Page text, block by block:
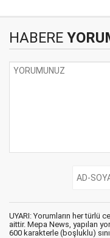
HABERE
UYARI: Yorumların her türlü
aittir. Mepa News, yapılan
600 karakterle (boşluklu)